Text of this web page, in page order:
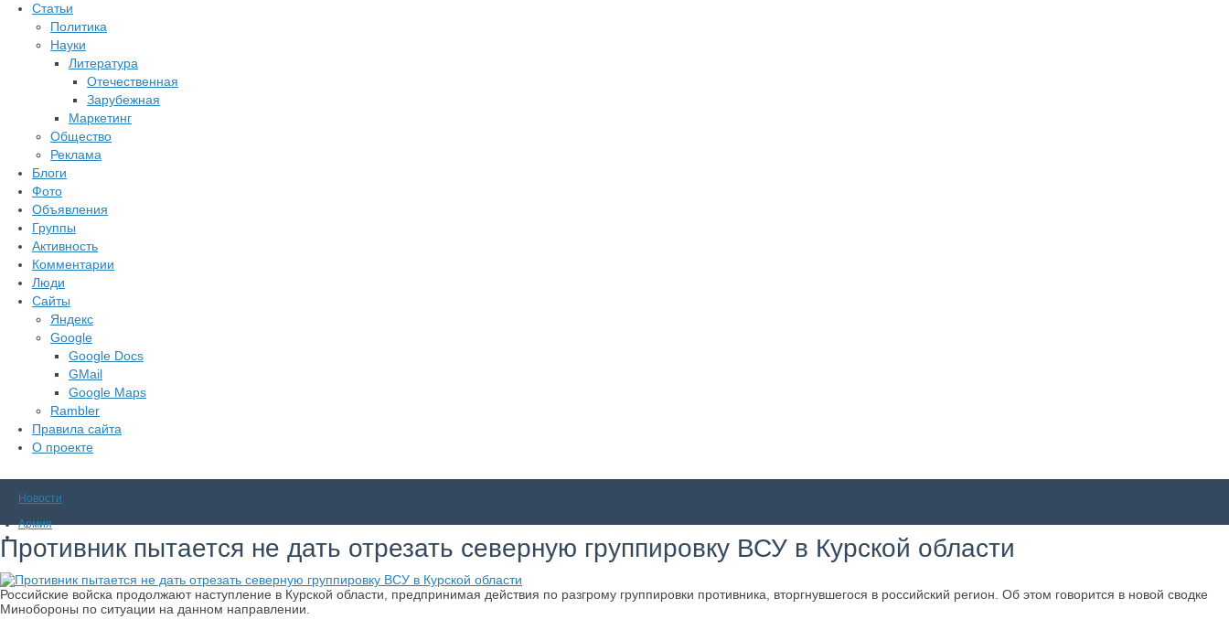
Статьи
Политика
Науки
Литература
Отечественная
Зарубежная
Маркетинг
Общество
Реклама
Блоги
Фото
Объявления
Группы
Активность
Комментарии
Люди
Сайты
Яндекс
Google
Google Docs
GMail
Google Maps
Rambler
Правила сайта
О проекте
Новости
Армия
Противник пытается не дать отрезать северную группировку ВСУ в Курской области
Российские войска продолжают наступление в Курской области, предпринимая действия по разгрому группировки противника, вторгнувшегося в российский регион. Об этом говорится в новой сводке
Минобороны по ситуации на данном направлении.